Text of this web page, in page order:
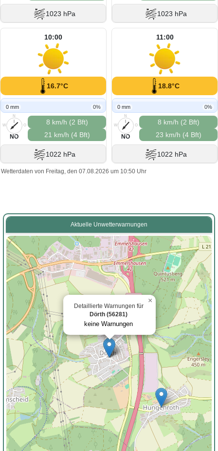
1023 hPa 1023 hPa
10:00
16.7°C
0 mm 0%
N
O
S
W
NO
8 km/h (2 Bft)
21 km/h (4 Bft)
1022 hPa
11:00
18.8°C
0 mm 0%
N
O
S
W
NO
8 km/h (2 Bft)
23 km/h (4 Bft)
1022 hPa
Wetterdaten von Freitag, den 07.08.2026 um 10:50 Uhr
Aktuelle Unwetterwarnungen
Detaillierte Warnungen für
Dörth (56281)
keine Warnungen
×